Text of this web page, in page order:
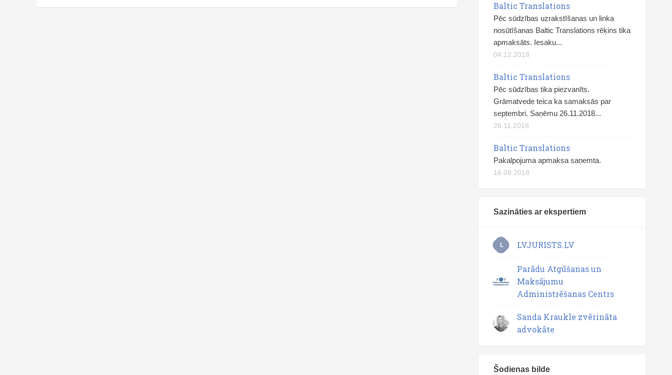
Baltic Translations
Pēc sūdzības uzrakstīšanas un linka
nosūtīšanas Baltic Translations rēķins tika
apmaksāts. Iesaku...
04.12.2018
Baltic Translations
Pēc sūdzības tika piezvanīts.
Grāmatvede teica ka samaksās par
septembri. Saņēmu 26.11.2018...
26.11.2018
Baltic Translations
Pakalpojuma apmaksa saņemta.
16.08.2018
Sazināties ar ekspertiem
L LVJURISTS.LV
Parādu Atgūšanas un
Maksājumu
Administrēšanas Centrs
Sanda Kraukle zvērināta
advokāte
Šodienas bilde